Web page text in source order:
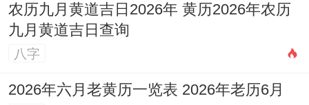
农历九月黄道吉日2026年 黄历2026年农历
九月黄道吉日查询
八字
2026年六月老黄历一览表 2026年老历6月